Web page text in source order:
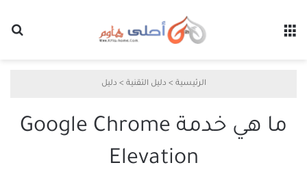
الرئيسية > دليل التقنية > دليل
ما هي خدمة Google Chrome
Elevation